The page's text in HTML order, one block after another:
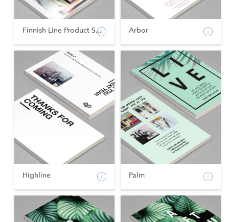
Finnish Line Product S... Arbor
Highline Palm